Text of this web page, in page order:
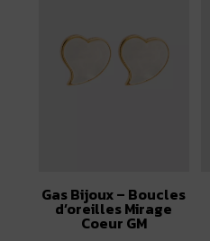
Gas Bijoux – Boucles
d’oreilles Mirage
Coeur GM